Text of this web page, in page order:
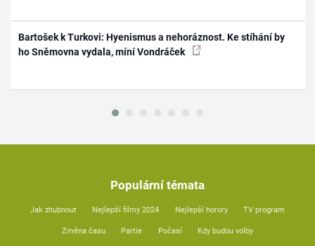
Bartošek k Turkovi: Hyenismus a nehoráznost. Ke stíhání by
ho Sněmovna vydala, míní Vondráček
Populární témata
Jak zhubnout Nejlepší filmy 2024 Nejlepší horory TV program
Změna času Partie Počasí Kdy budou volby